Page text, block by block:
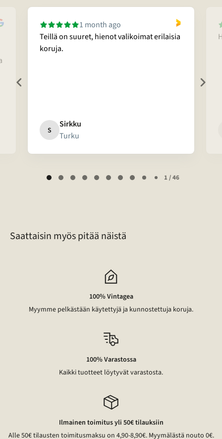
1 month ago
Teillä on suuret, hienot valikoimat erilaisia
koruja.
S
Sirkku
Turku
1 / 46
Saattaisin myös pitää näistä
100% Vintagea
Myymme pelkästään käytettyjä ja kunnostettuja koruja.
100% Varastossa
Kaikki tuotteet löytyvät varastosta.
Ilmainen toimitus yli 50€ tilauksiin
Alle 50€ tilausten toimitusmaksu on 4,90-8,90€. Myymälästä nouto 0€.